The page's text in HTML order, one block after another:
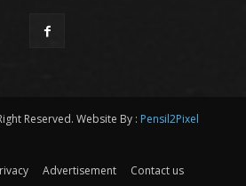
Reserved. Website By : Pensil2Pixel
Advertisement Contact us